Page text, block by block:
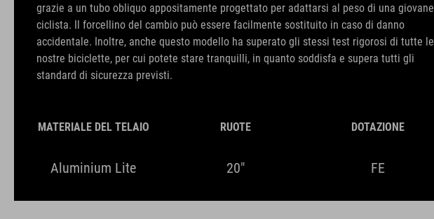
grazie a un tubo obliquo appositamente progettato per adattarsi al peso di una giovane
ciclista. Il forcellino del cambio può essere facilmente sostituito in caso di danno
accidentale. Inoltre, anche questo modello ha superato gli stessi test rigorosi di tutte le
nostre biciclette, per cui potete stare tranquilli, in quanto soddisfa e supera tutti gli
standard di sicurezza previsti.
MATERIALE DEL TELAIO
Aluminium Lite
RUOTE
20"
DOTAZIONE
FE